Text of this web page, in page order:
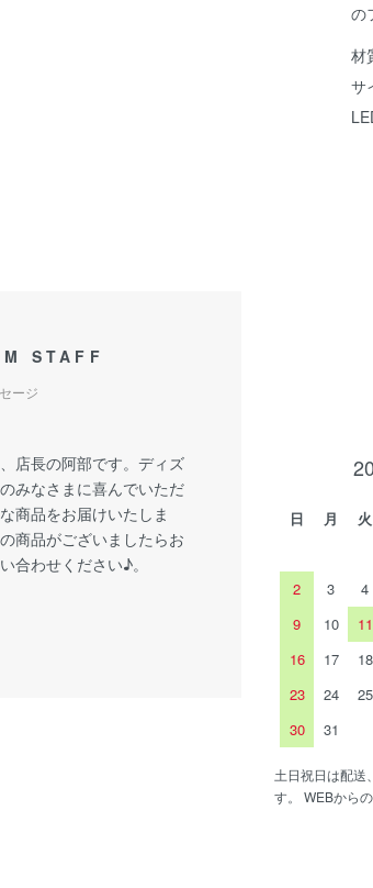
の
材
サ
STAFF
ージ
店長の阿部です。ディズ
みなさまに喜んでいただ
商品をお届けいたしま
商品がございましたらお
合わせください♪。
日 月 火
2
3 4
9
10 11
16
17 18
23
24 25
30
31
土日祝日は配送
す。 WEBから